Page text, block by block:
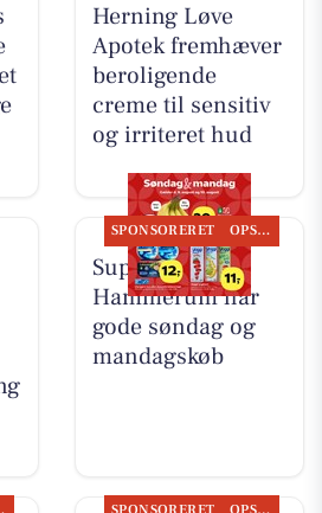
Herning Løve
Apotek fremhæver
beroligende
creme til sensitiv
og irriteret hud
SPONSORERET OPSLAGSTAVLEN
SuperBrugsen
Hammerum har
gode søndag og
mandagskøb